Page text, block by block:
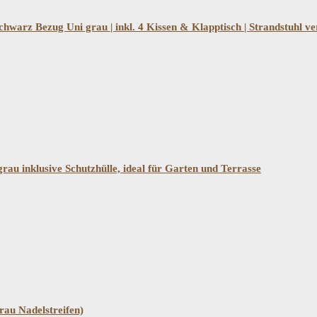
Bezug Uni grau | inkl. 4 Kissen & Klapptisch | Strandstuhl
inklusive Schutzhülle, ideal für Garten und Terrasse
Nadelstreifen)